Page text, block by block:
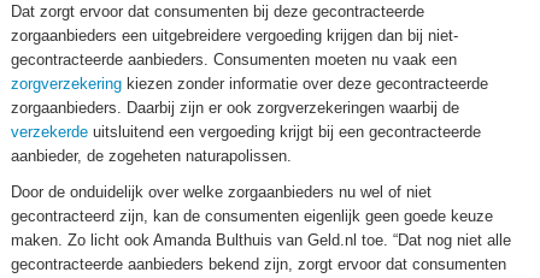
Dat zorgt ervoor dat consumenten bij deze gecontracteerde
zorgaanbieders een uitgebreidere vergoeding krijgen dan bij niet-
gecontracteerde aanbieders. Consumenten moeten nu vaak een
zorgverzekering kiezen zonder informatie over deze gecontracteerde
zorgaanbieders. Daarbij zijn er ook zorgverzekeringen waarbij de
verzekerde uitsluitend een vergoeding krijgt bij een gecontracteerde
aanbieder, de zogeheten naturapolissen.
Door de onduidelijk over welke zorgaanbieders nu wel of niet
gecontracteerd zijn, kan de consumenten eigenlijk geen goede keuze
maken. Zo licht ook Amanda Bulthuis van Geld.nl toe. “Dat nog niet alle
gecontracteerde aanbieders bekend zijn, zorgt ervoor dat consumenten